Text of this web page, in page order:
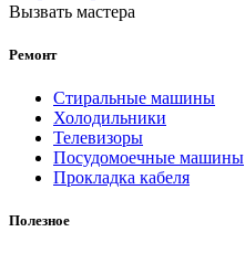
Вызвать мастера
Ремонт
Стиральные машины
Холодильники
Телевизоры
Посудомоечные машины
Прокладка кабеля
Полезное